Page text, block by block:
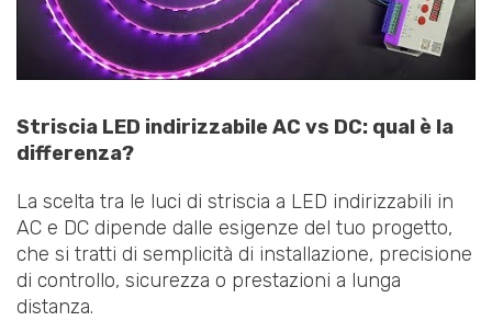
Striscia LED indirizzabile AC vs DC: qual è la
differenza?
La scelta tra le luci di striscia a LED indirizzabili in
AC e DC dipende dalle esigenze del tuo progetto,
che si tratti di semplicità di installazione, precisione
di controllo, sicurezza o prestazioni a lunga
distanza.